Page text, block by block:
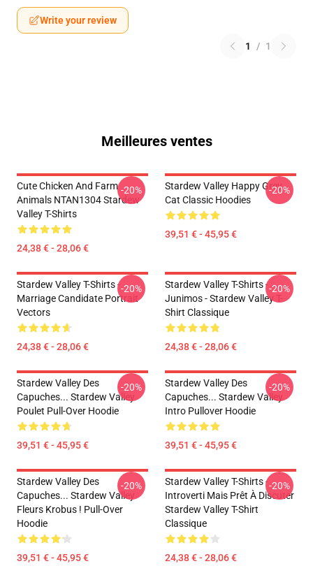
Write your review
1 / 1
Meilleures ventes
Cute Chicken And Farm
Animals NTAN1304 Stardew
Valley T-Shirts
24,38 € - 28,06 €
-20%
Stardew Valley Happy Grey
Cat Classic Hoodies
39,51 € - 45,95 €
-20%
Stardew Valley T-Shirts -
Marriage Candidate Portrait
Vectors
24,38 € - 28,06 €
-20%
Stardew Valley T-Shirts -
Junimos - Stardew Valley T-
Shirt Classique
24,38 € - 28,06 €
-20%
Stardew Valley Des
Capuches... Stardew Valley
Poulet Pull-Over Hoodie
39,51 € - 45,95 €
-20%
Stardew Valley Des
Capuches... Stardew Valley
Intro Pullover Hoodie
39,51 € - 45,95 €
-20%
Stardew Valley Des
Capuches... Stardew Valley
Fleurs Krobus ! Pull-Over
Hoodie
39,51 € - 45,95 €
-20%
Stardew Valley T-Shirts -
Introverti Mais Prêt À Discuter
Stardew Valley T-Shirt
Classique
24,38 € - 28,06 €
-20%